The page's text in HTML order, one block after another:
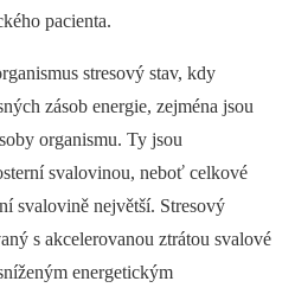
pacienta.
stresový stav, kdy
zásob energie, zejména jsou
organismu. Ty jsou
svalovinou, neboť celkové
svalovině největší. Stresový
s akcelerovanou ztrátou svalové
energetickým